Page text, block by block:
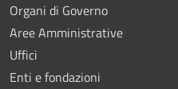
Organi di Governo
Aree Amministrative
Uffici
Enti e fondazioni